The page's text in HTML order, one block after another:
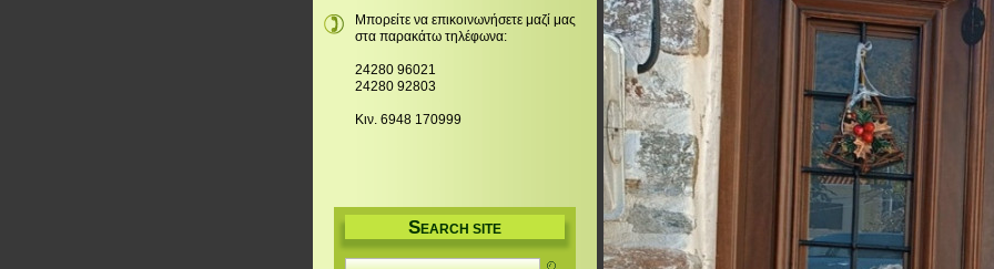
Μπορείτε να επικοινωνήσετε μαζί μας
στα παρακάτω τηλέφωνα:
24280 96021
24280 92803
Κιν. 6948 170999
SEARCH SITE